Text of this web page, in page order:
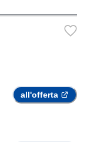
all'offerta